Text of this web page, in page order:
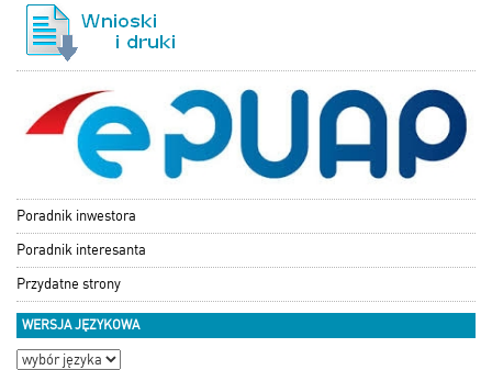
Poradnik inwestora
Poradnik interesanta
Przydatne strony
WERSJA JĘZYKOWA